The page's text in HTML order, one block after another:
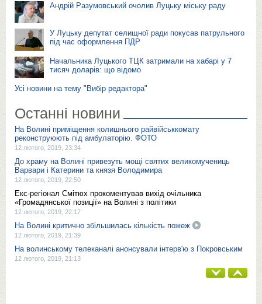
Андрій Разумовський очолив Луцьку міську раду
У Луцьку депутат селищної ради покусав патрульного
під час оформлення ПДР
Начальника Луцького ТЦК затримали на хабарі у 7
тисяч доларів: що відомо
Усі новини на тему "Вибір редактора"
Останні новини
На Волині приміщення колишнього райвійськкомату
реконструюють під амбулаторію. ФОТО
12 лютого, 2019, 23:34
До храму на Волині привезуть мощі святих великомучениць
Варвари і Катерини та князя Володимира
12 лютого, 2019, 22:50
Екс-регіонал Смітюх прокоментував вихід очільника
«Громадянської позиції» на Волині з політики
12 лютого, 2019, 22:17
На Волині критично збільшилась кількість пожеж
12 лютого, 2019, 21:39
На волинському телеканалі анонсували інтерв'ю з Покровським
12 лютого, 2019, 21:13